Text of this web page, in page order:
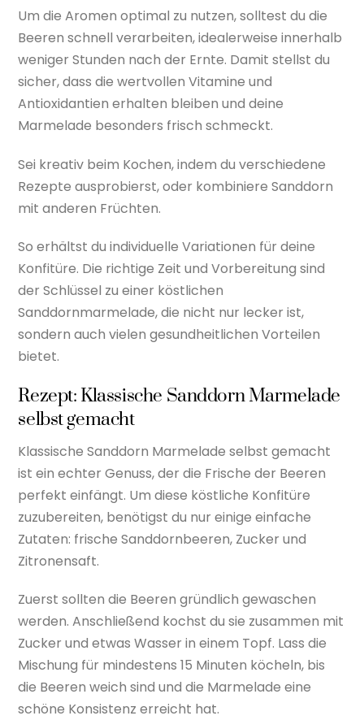
Um die Aromen optimal zu nutzen, solltest du die
Beeren schnell verarbeiten, idealerweise innerhalb
weniger Stunden nach der Ernte. Damit stellst du
sicher, dass die wertvollen Vitamine und
Antioxidantien erhalten bleiben und deine
Marmelade besonders frisch schmeckt.
Sei kreativ beim Kochen, indem du verschiedene
Rezepte ausprobierst, oder kombiniere Sanddorn
mit anderen Früchten.
So erhältst du individuelle Variationen für deine
Konfitüre. Die richtige Zeit und Vorbereitung sind
der Schlüssel zu einer köstlichen
Sanddornmarmelade, die nicht nur lecker ist,
sondern auch vielen gesundheitlichen Vorteilen
bietet.
Rezept: Klassische Sanddorn Marmelade
selbst gemacht
Klassische Sanddorn Marmelade selbst gemacht
ist ein echter Genuss, der die Frische der Beeren
perfekt einfängt. Um diese köstliche Konfitüre
zuzubereiten, benötigst du nur einige einfache
Zutaten: frische Sanddornbeeren, Zucker und
Zitronensaft.
Zuerst sollten die Beeren gründlich gewaschen
werden. Anschließend kochst du sie zusammen mit
Zucker und etwas Wasser in einem Topf. Lass die
Mischung für mindestens 15 Minuten köcheln, bis
die Beeren weich sind und die Marmelade eine
schöne Konsistenz erreicht hat.